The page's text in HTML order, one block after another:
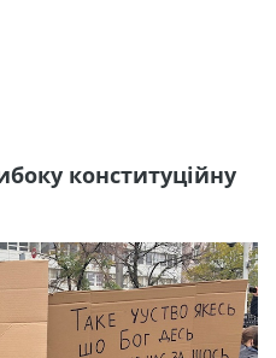
конституційну